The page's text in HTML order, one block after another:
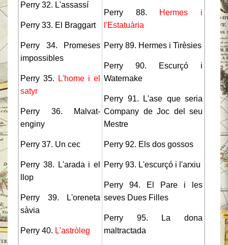
Perry 32. L'assassí
Perry 33. El Braggart
Perry 34. Promeses
impossibles
Perry 35.
L'home i el
satyr
Perry 36. Malvat-
enginy
Perry 37. Un cec
Perry 38. L'arada i el
llop
Perry 39. L'oreneta
sàvia
Perry 40. L'astròleg
Perry 88. Hermes i
l'Estatuària
Perry 89. Hermes i Tirèsies
Perry 90. Escurçó i
Waternake
Perry 91. L'ase que seria
Company de Joc del seu
Mestre
Perry 92. Els dos gossos
Perry 93. L'escurçó i l'arxiu
Perry 94. El Pare i les
seves Dues Filles
Perry 95. La dona
maltractada